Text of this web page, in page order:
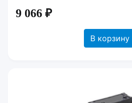
9 066 ₽
В корзину